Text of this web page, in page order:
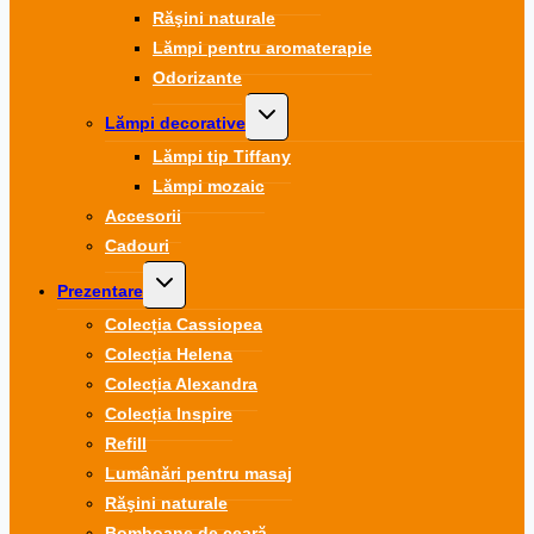
Răşini naturale
Lămpi pentru aromaterapie
Odorizante
Lămpi decorative
Toggle
child
menu
Lămpi tip Tiffany
Lămpi mozaic
Accesorii
Cadouri
Prezentare
Toggle
child
menu
Colecția Cassiopea
Colecția Helena
Colecția Alexandra
Colecția Inspire
Refill
Lumânări pentru masaj
Răşini naturale